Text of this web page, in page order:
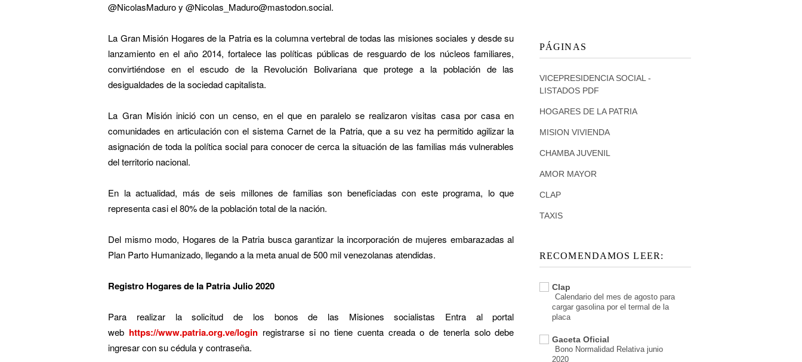
@NicolasMaduro y @Nicolas_Maduro@mastodon.social.
La Gran Misión Hogares de la Patria es la columna vertebral de todas las misiones sociales y desde su
lanzamiento en el año 2014, fortalece las políticas públicas de resguardo de los núcleos familiares,
convirtiéndose en el escudo de la Revolución Bolivariana que protege a la población de las
desigualdades de la sociedad capitalista.
La Gran Misión inició con un censo, en el que en paralelo se realizaron visitas casa por casa en
comunidades en articulación con el sistema Carnet de la Patria, que a su vez ha permitido agilizar la
asignación de toda la política social para conocer de cerca la situación de las familias más vulnerables
del territorio nacional.
En la actualidad, más de seis millones de familias son beneficiadas con este programa, lo que
representa casi el 80% de la población total de la nación.
Del mismo modo, Hogares de la Patria busca garantizar la incorporación de mujeres embarazadas al
Plan Parto Humanizado, llegando a la meta anual de 500 mil venezolanas atendidas.
Registro Hogares de la Patria Julio 2020
Para realizar la solicitud de los bonos de las Misiones socialistas Entra al portal
web https://www.patria.org.ve/login registrarse si no tiene cuenta creada o de tenerla solo debe
ingresar con su cédula y contraseña.
PÁGINAS
VICEPRESIDENCIA SOCIAL -
LISTADOS PDF
HOGARES DE LA PATRIA
MISION VIVIENDA
CHAMBA JUVENIL
AMOR MAYOR
CLAP
TAXIS
RECOMENDAMOS LEER:
Clap
Calendario del mes de agosto para
cargar gasolina por el termal de la
placa
Gaceta Oficial
Bono Normalidad Relativa junio
2020